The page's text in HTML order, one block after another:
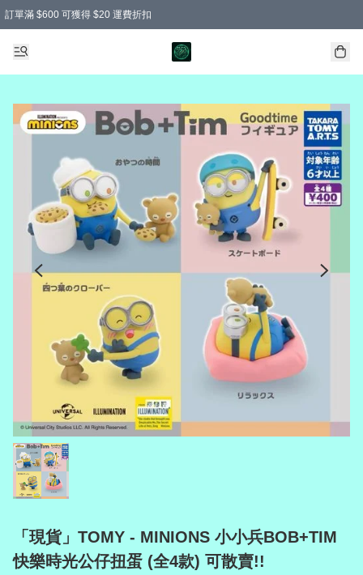
訂單滿 $600 可獲得 $20 運費折扣
「現貨」TOMY - MINIONS 小小兵BOB+TIM
快樂時光公仔扭蛋 (全4款) 可散賣!!